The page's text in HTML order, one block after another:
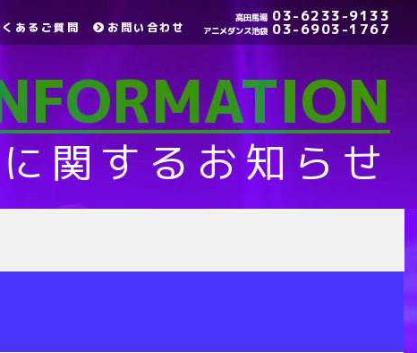
くあるご質問 お問い合わせ
高田馬場 03-6233-9133
アニメダンス池袋 03-6903-1767
関するお知らせ